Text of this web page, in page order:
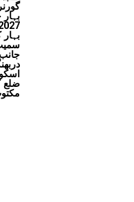
2027 تک رہے گی دیپک پرکاش کی
ضلع